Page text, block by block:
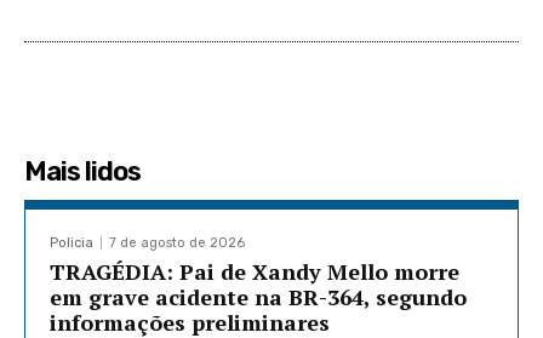
Mais lidos
Policia 7 de agosto de 2026
TRAGÉDIA: Pai de Xandy Mello morre
em grave acidente na BR-364, segundo
informações preliminares